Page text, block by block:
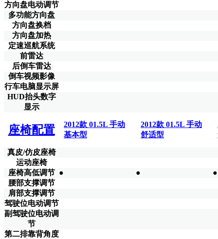
方向盘电动调节
多功能方向盘
方向盘换档
方向盘加热
定速巡航系统
前雷达
后倒车雷达
倒车视频影像
行车电脑显示屏
HUD抬头数字
显示
座椅配置
2012款 01.5L 手动
基本型
2012款 01.5L 手动
舒适型
真皮/仿皮座椅
运动座椅
座椅高低调节 ● ●
●
腰部支撑调节
肩部支撑调节
驾驶位电动调节
副驾驶位电动调
节
第二排靠背角度